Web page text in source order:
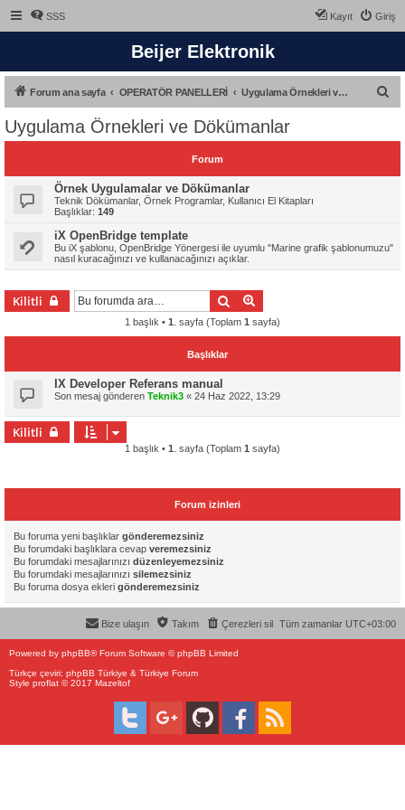
SSS Giriş
Kayıt
Beijer Elektronik
Forum ana sayfa OPERATÖR PANELLERİ Uygulama Örnekleri ve Dökümanlar
Uygulama Örnekleri ve Dökümanlar
Forum
Örnek Uygulamalar ve Dökümanlar
Teknik Dökümanlar, Örnek Programlar, Kullanıcı El Kitapları
Başlıklar: 149
iX OpenBridge template
Bu iX şablonu, OpenBridge Yönergesi ile uyumlu "Marine grafik şablonumuzu"
nasıl kuracağınızı ve kullanacağınızı açıklar.
Kilitli Ara
1 başlık • 1 . sayfa (Toplam 1 sayfa)
Başlıklar
IX Developer Referans manual
Son mesaj gönderen Teknik3 « 24 Haz 2022, 13:29
Kilitli
1 başlık • 1 . sayfa (Toplam 1 sayfa)
Forum izinleri
Bu foruma yeni başlıklar gönderemezsiniz
Bu forumdaki başlıklara cevap veremezsiniz
Bu forumdaki mesajlarınızı düzenleyemezsiniz
Bu forumdaki mesajlarınızı silemezsiniz
Bu foruma dosya ekleri gönderemezsiniz
Tüm zamanlar UTC+03:00
Çerezleri sil
Takım
Bize ulaşın
Powered by phpBB® Forum Software © phpBB Limited
Türkçe çeviri: phpBB Türkiye & Türkiye Forum
Style proflat © 2017 Mazeltof